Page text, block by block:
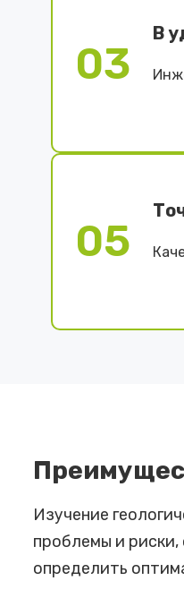
03
В
05
Изучение
проблемы и
определить